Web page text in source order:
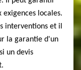
locales.
interventions et il
la garantie d'un
un devis